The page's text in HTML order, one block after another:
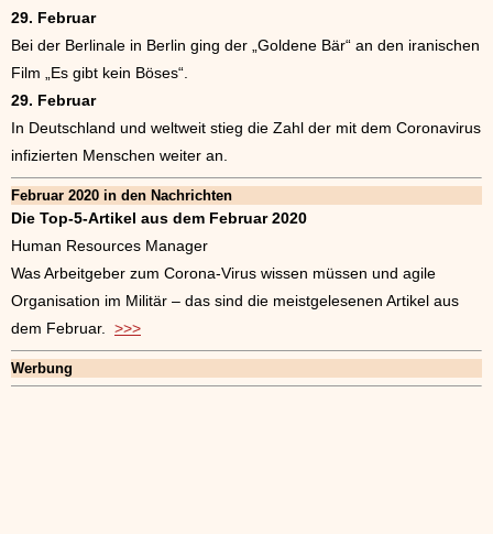
29. Februar
Bei der Berlinale in Berlin ging der „Goldene Bär“ an den iranischen
Film „Es gibt kein Böses“.
29. Februar
In Deutschland und weltweit stieg die Zahl der mit dem Coronavirus
infizierten Menschen weiter an.
Februar 2020 in den Nachrichten
Die Top-5-Artikel aus dem Februar 2020
Human Resources Manager
Was Arbeitgeber zum Corona-Virus wissen müssen und agile
Organisation im Militär – das sind die meistgelesenen Artikel aus
dem Februar. >>>
Werbung